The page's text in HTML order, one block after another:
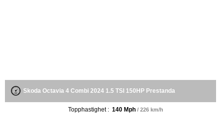
Skoda Octavia 4 Combi 2024 1.5 TSI 150HP Prestanda
Topphastighet : 140 Mph / 226 km/h